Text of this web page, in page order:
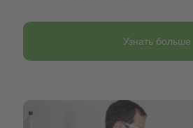
Узнать больше